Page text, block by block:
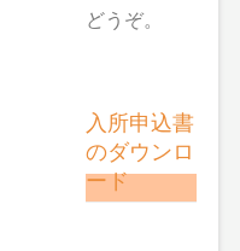
どうぞ。
入所申込書
のダウンロ
ード